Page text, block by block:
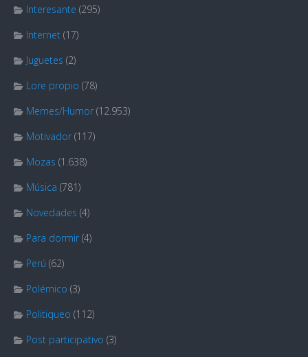
Interesante (295)
Internet (17)
Juguetes (2)
Lore propio (78)
Memes/Humor (12.953)
Motivador (117)
Mozas (1.638)
Música (781)
Novedades (4)
Para dormir (4)
Perú (62)
Polémico (3)
Politiqueo (112)
Post participativo (3)